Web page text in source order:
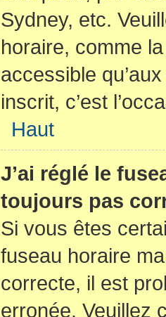
Sydney, etc.
horaire, comme
accessible
inscrit, c’est
Haut
J’ai réglé le
toujours pas
Si vous êtes
fuseau horaire
correcte, il est
erronée. Veuillez